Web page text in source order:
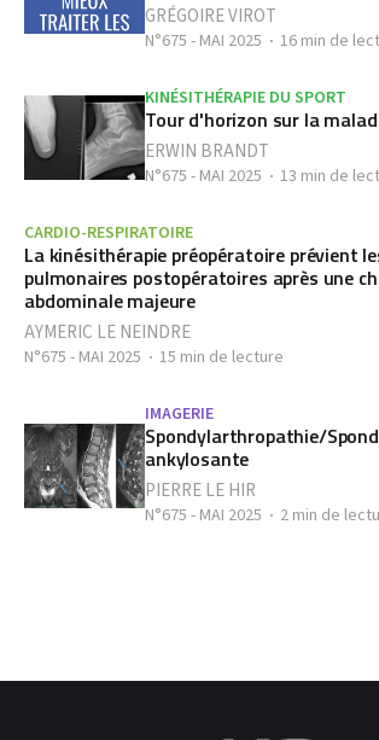
GRÉGOIRE VIROT
N°675 - MAI 2025 16 min de
KINÉSITHÉRAPIE DU SPORT
Tour d'horizon sur la
ERWIN BRANDT
N°675 - MAI 2025 13 min de
CARDIO-RESPIRATOIRE
La kinésithérapie préopératoire prévient
pulmonaires postopératoires après une
abdominale majeure
AYMERIC LE NEINDRE
N°675 - MAI 2025 15 min de lecture
IMAGERIE
Spondylarthropathie/
ankylosante
PIERRE LE HIR
N°675 - MAI 2025 2 min de